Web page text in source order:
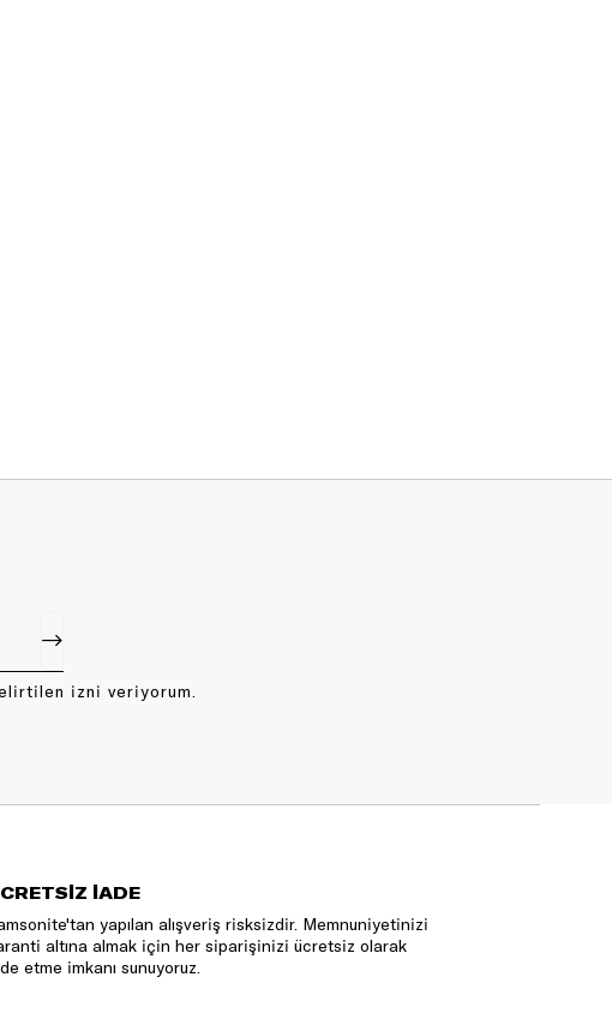
izni veriyorum.
İADE
yapılan alışveriş risksizdir. Memnuniyetinizi
altına almak için her siparişinizi ücretsiz olarak
etme imkanı sunuyoruz.